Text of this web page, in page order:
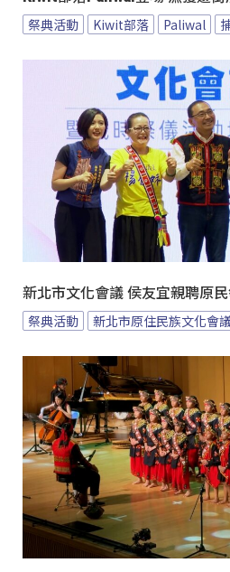
祭典活動 Kiwit部落 Paliwal
新北市文化會議 侯友宜親聘原
祭典活動 新北市原住民族文化會